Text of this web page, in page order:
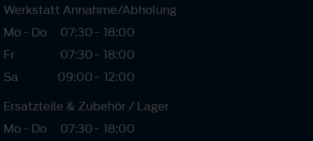
Werkstatt Annahme/Abholung
Mo - Do
07:30- 18:00
Fr
07:30- 18:00
Sa
09:00- 12:00
Ersatzteile & Zubehör / Lager
Mo - Do
07:30- 18:00